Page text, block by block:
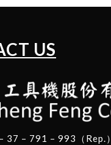
US
37 – 791 – 993（Rep.）